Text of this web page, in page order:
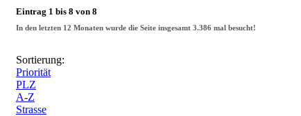
Eintrag 1 bis 8 von 8
In den letzten 12 Monaten wurde die Seite insgesamt 3.386 mal besucht!
Sortierung:
Priorität
PLZ
A-Z
Strasse